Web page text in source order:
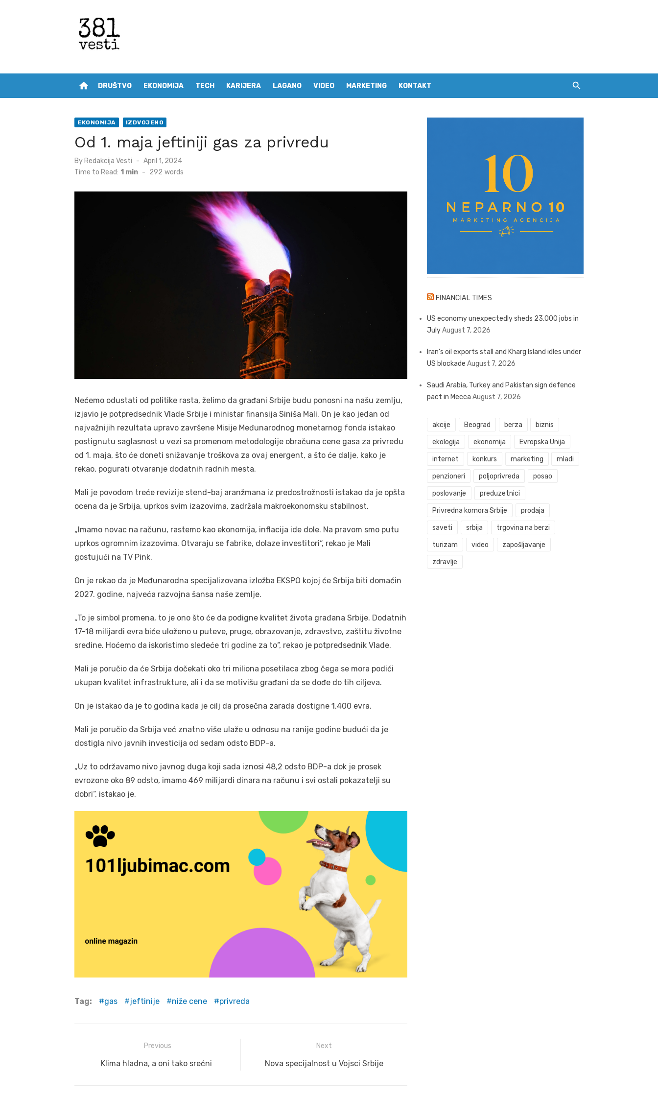
home DRUŠTVO EKONOMIJA TECH KARIJERA LAGANO VIDEO MARKETING KONTAKT
EKONOMIJA IZDVOJENO
Od 1. maja jeftiniji gas za privredu
By Redakcija Vesti
Posted
on
April 1, 2024
Time to Read: 1 min - 292 words
Nećemo odustati od politike rasta, želimo da građani Srbije budu ponosni na našu zemlju,
izjavio je potpredsednik Vlade Srbije i ministar finansija Siniša Mali. On je kao jedan od
najvažnijih rezultata upravo završene Misije Međunarodnog monetarnog fonda istakao
postignutu saglasnost u vezi sa promenom metodologije obračuna cene gasa za privredu
od 1. maja, što će doneti snižavanje troškova za ovaj energent, a što će dalje, kako je
rekao, pogurati otvaranje dodatnih radnih mesta.
Mali je povodom treće revizije stend-baj aranžmana iz predostrožnosti istakao da je opšta
ocena da je Srbija, uprkos svim izazovima, zadržala makroekonomsku stabilnost.
„Imamo novac na računu, rastemo kao ekonomija, inflacija ide dole. Na pravom smo putu
uprkos ogromnim izazovima. Otvaraju se fabrike, dolaze investitori“, rekao je Mali
gostujući na TV Pink.
On je rekao da je Međunarodna specijalizovana izložba EKSPO kojoj će Srbija biti domaćin
2027. godine, najveća razvojna šansa naše zemlje.
„To je simbol promena, to je ono što će da podigne kvalitet života građana Srbije. Dodatnih
17-18 milijardi evra biće uloženo u puteve, pruge, obrazovanje, zdravstvo, zaštitu životne
sredine. Hoćemo da iskoristimo sledeće tri godine za to“, rekao je potpredsednik Vlade.
Mali je poručio da će Srbija dočekati oko tri miliona posetilaca zbog čega se mora podići
ukupan kvalitet infrastrukture, ali i da se motivišu građani da se dođe do tih ciljeva.
On je istakao da je to godina kada je cilj da prosečna zarada dostigne 1.400 evra.
Mali je poručio da Srbija već znatno više ulaže u odnosu na ranije godine budući da je
dostigla nivo javnih investicija od sedam odsto BDP-a.
„Uz to održavamo nivo javnog duga koji sada iznosi 48,2 odsto BDP-a dok je prosek
evrozone oko 89 odsto, imamo 469 milijardi dinara na računu i svi ostali pokazatelji su
dobri“, istakao je.
Tag: gas jeftinije niže cene privreda
navigation
Previous
Previous
Klima hladna, a oni tako srećni
Next
Next
Nova specijalnost u Vojsci Srbije
FINANCIAL TIMES
US economy unexpectedly sheds 23,000 jobs in
JulyAugust 7, 2026
Iran’s oil exports stall and Kharg Island idles under
US blockade August 7, 2026
Saudi Arabia, Turkey and Pakistan sign defence
pact in Mecca August 7, 2026
akcije Beograd berza biznis
ekologija ekonomija Evropska Unija
internet konkurs marketing mladi
penzioneri poljoprivreda posao
poslovanje preduzetnici
Privredna komora Srbije prodaja
saveti srbija trgovina na berzi
turizam video zapošljavanje
zdravlje